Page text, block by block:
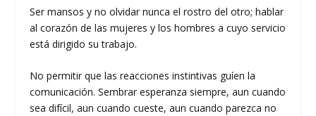
Ser mansos y no olvidar nunca el rostro del otro; hablar
al corazón de las mujeres y los hombres a cuyo servicio
está dirigido su trabajo.
No permitir que las reacciones instintivas guíen la
comunicación. Sembrar esperanza siempre, aun cuando
sea difícil, aun cuando cueste, aun cuando parezca no